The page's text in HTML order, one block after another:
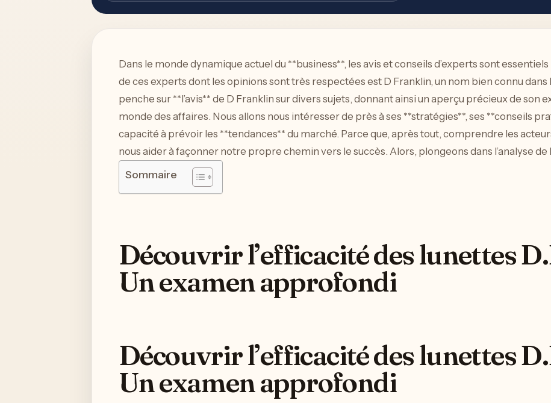
Dans le monde dynamique actuel du **business**, les avis et conseils d’experts sont essentiels
de ces experts dont les opinions sont très respectées est D Franklin, un nom bien connu dans
penche sur **l’avis** de D Franklin sur divers sujets, donnant ainsi un aperçu précieux de son
monde des affaires. Nous allons nous intéresser de près à ses **stratégies**, ses **conseils
capacité à prévoir les **tendances** du marché. Parce que, après tout, comprendre les
nous aider à façonner notre propre chemin vers le succès. Alors, plongeons dans l’analyse de
Sommaire
Découvrir l’efficacité des lunettes
Un examen approfondi
Découvrir l’efficacité des lunettes
Un examen approfondi